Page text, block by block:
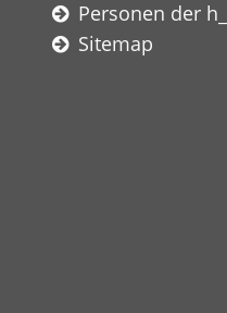
Personen der
Sitemap